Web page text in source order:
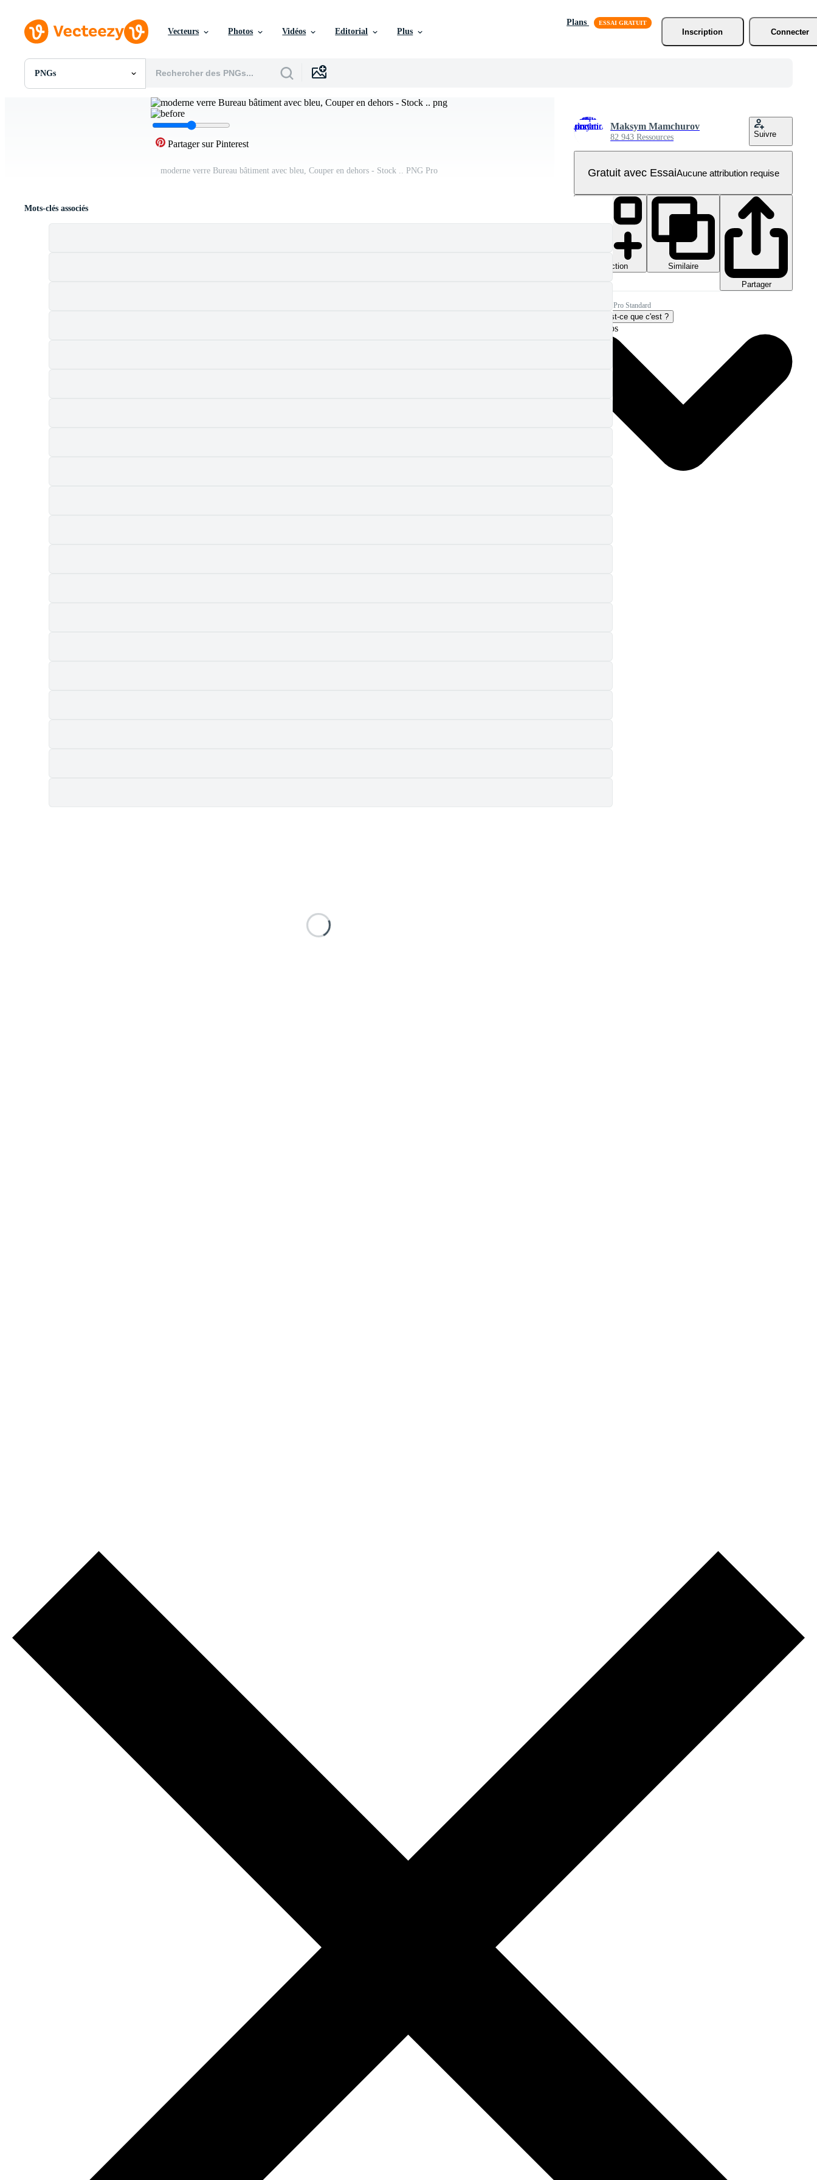
Vecteurs Photos Vidéos Editorial Plus
Plans
Inscription
Connecter
PNGs
Toutes Images
Événements Éditoriaux
Partager sur Pinterest
moderne verre Bureau bâtiment avec bleu, Couper en dehors - Stock .. PNG Pro
Maksym Mamchurov
82 943 Ressources Suivre
Gratuit avec EssaiAucune attribution requise
Collection
Similaire
Partager
Licence Pro Standard
Qu'est-ce que c'est ?
Plus d'infos
Mots-clés associés